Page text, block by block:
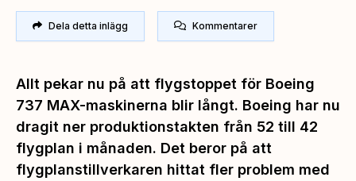
Dela detta inlägg Kommentarer
Allt pekar nu på att flygstoppet för Boeing
737 MAX-maskinerna blir långt. Boeing har nu
dragit ner produktionstakten från 52 till 42
flygplan i månaden. Det beror på att
flygplanstillverkaren hittat fler problem med